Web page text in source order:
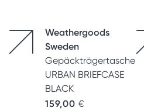
Weathergoods
Sweden
Gepäckträgertasche
URBAN BRIEFCASE
BLACK
159,00 €